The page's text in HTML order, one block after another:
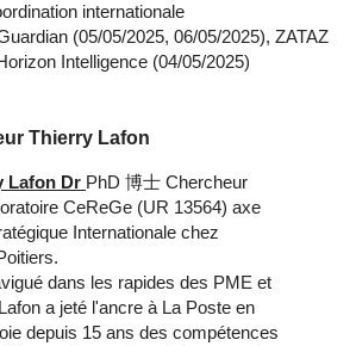
internationale
(05/05/2025, 06/05/2025), ZATAZ
Intelligence (04/05/2025)
Thierry Lafon
Lafon Dr PhD 博士 Chercheur
CeReGe (UR 13564) axe
Internationale chez
dans les rapides des PME et
a jeté l'ancre à La Poste en
depuis 15 ans des compétences